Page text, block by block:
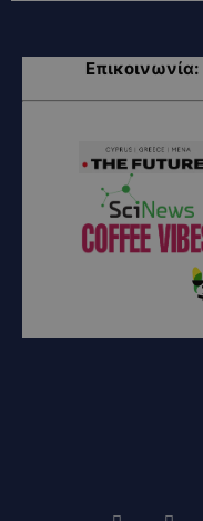
Επικοινωνία: